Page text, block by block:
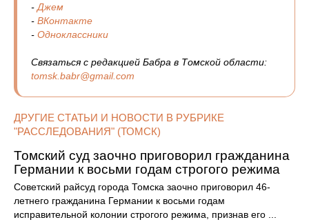
- Джем
- ВКонтакте
- Одноклассники
Связаться с редакцией Бабра в Томской области:
tomsk.babr@gmail.com
ДРУГИЕ СТАТЬИ И НОВОСТИ В РУБРИКЕ
"РАССЛЕДОВАНИЯ" (ТОМСК)
Томский суд заочно приговорил гражданина
Германии к восьми годам строгого режима
Советский райсуд города Томска заочно приговорил 46-
летнего гражданина Германии к восьми годам
исправительной колонии строгого режима, признав его ...